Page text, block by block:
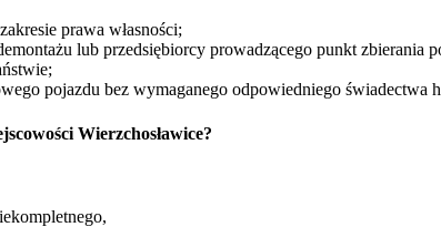
prawa własności;
lub przedsiębiorcy prowadzącego punkt zbierania
pojazdu bez wymaganego odpowiedniego
Wierzchosławice?